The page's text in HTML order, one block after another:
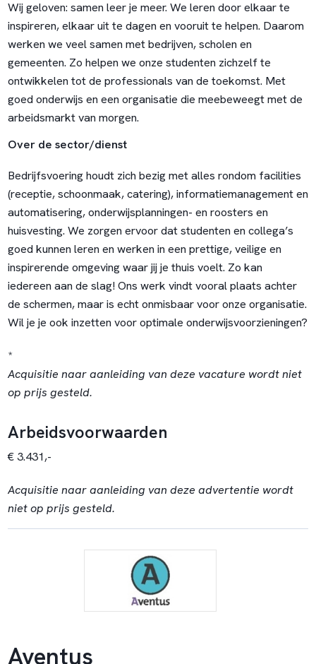
Wij geloven: samen leer je meer. We leren door elkaar te
inspireren, elkaar uit te dagen en vooruit te helpen. Daarom
werken we veel samen met bedrijven, scholen en
gemeenten. Zo helpen we onze studenten zichzelf te
ontwikkelen tot de professionals van de toekomst. Met
goed onderwijs en een organisatie die meebeweegt met de
arbeidsmarkt van morgen.
Over de sector/dienst
Bedrijfsvoering houdt zich bezig met alles rondom facilities
(receptie, schoonmaak, catering), informatiemanagement en
automatisering, onderwijsplanningen- en roosters en
huisvesting. We zorgen ervoor dat studenten en collega’s
goed kunnen leren en werken in een prettige, veilige en
inspirerende omgeving waar jij je thuis voelt. Zo kan
iedereen aan de slag! Ons werk vindt vooral plaats achter
de schermen, maar is echt onmisbaar voor onze organisatie.
Wil je je ook inzetten voor optimale onderwijsvoorzieningen?
*
Acquisitie naar aanleiding van deze vacature wordt niet
op prijs gesteld.
Arbeidsvoorwaarden
€ 3.431,-
Acquisitie naar aanleiding van deze advertentie wordt
niet op prijs gesteld.
Aventus